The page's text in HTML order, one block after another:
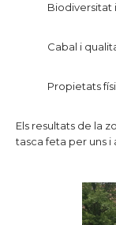
Biodiversitat
Cabal i
Propietats
Els resultats de la
tasca feta per uns